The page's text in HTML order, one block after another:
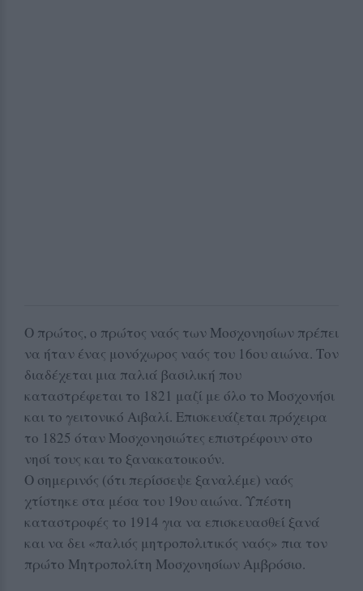
Ο πρώτος, ο πρώτος ναός των Μοσχονησίων πρέπει
να ήταν ένας μονόχωρος ναός του 16ου αιώνα. Τον
διαδέχεται μια παλιά βασιλική που
καταστρέφεται το 1821 μαζί με όλο το Μοσχονήσι
και το γειτονικό Αιβαλί. Επισκευάζεται πρόχειρα
το 1825 όταν Μοσχονησιώτες επιστρέφουν στο
νησί τους και το ξανακατοικούν.
Ο σημερινός (ότι περίσσεψε ξαναλέμε) ναός
χτίστηκε στα μέσα του 19ου αιώνα. Υπέστη
καταστροφές το 1914 για να επισκευασθεί ξανά
και να δει «παλιός μητροπολιτικός ναός» πια τον
πρώτο Μητροπολίτη Μοσχονησίων Αμβρόσιο.